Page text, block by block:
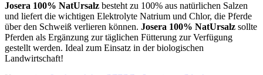
Josera 100% NatUrsalz besteht zu 100% aus natürlichen Salzen
und liefert die wichtigen Elektrolyte Natrium und Chlor, die Pferde
über den Schweiß verlieren können. Josera 100% NatUrsalz sollte
Pferden als Ergänzung zur täglichen Fütterung zur Verfügung
gestellt werden. Ideal zum Einsatz in der biologischen
Landwirtschaft!